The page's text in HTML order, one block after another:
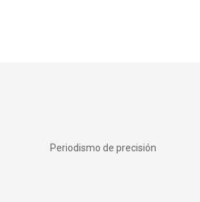
Periodismo de precisión